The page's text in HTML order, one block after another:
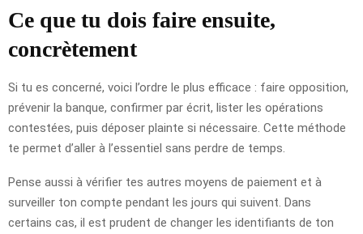
Ce que tu dois faire ensuite,
concrètement
Si tu es concerné, voici l’ordre le plus efficace : faire opposition,
prévenir la banque, confirmer par écrit, lister les opérations
contestées, puis déposer plainte si nécessaire. Cette méthode
te permet d’aller à l’essentiel sans perdre de temps.
Pense aussi à vérifier tes autres moyens de paiement et à
surveiller ton compte pendant les jours qui suivent. Dans
certains cas, il est prudent de changer les identifiants de ton